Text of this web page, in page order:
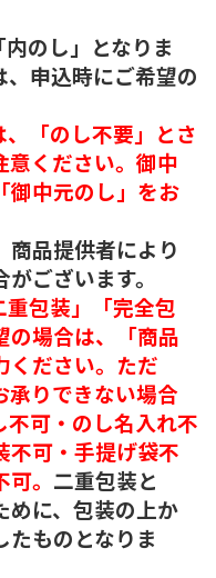
のし」となりま
申込時にご希望の
「のし不要」とさ
意ください。御中
御中元のし」をお
品提供者により
ございます。
重包装」「完全包
の場合は、「商品
ください。ただ
承りできない場合
不可・のし名入れ不
不可・手提げ袋不
。 二重包装と
めに、包装の上か
たものとなりま